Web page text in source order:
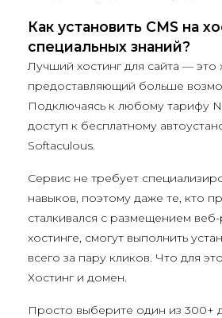
Как установить CMS на
специальных знаний?
Лучший хостинг для сайта — это
предоставляющий больше
Подключаясь к любому тарифу
доступ к бесплатному
Softaculous.
Сервис не требует
навыков, поэтому даже те, кто
сталкивался с размещением
хостинге, смогут выполнить
всего за пару кликов. Что для
Хостинг и домен.
Просто выберите один из 300+